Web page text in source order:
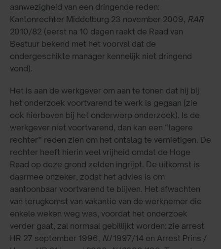
aanwezigheid van een dringende reden:
Kantonrechter Middelburg 23 november 2009, RAR
2010/82 (eerst na 10 dagen raakt de Raad van
Bestuur bekend met het voorval dat de
ondergeschikte manager kennelijk niet dringend
vond).
Het is aan de werkgever om aan te tonen dat hij bij
het onderzoek voortvarend te werk is gegaan (zie
ook hierboven bij het onderwerp onderzoek). Is de
werkgever niet voortvarend, dan kan een “lagere
rechter” reden zien om het ontslag te vernietigen. De
rechter heeft hierin veel vrijheid omdat de Hoge
Raad op deze grond zelden ingrijpt. De uitkomst is
daarmee onzeker, zodat het advies is om
aantoonbaar voortvarend te blijven. Het afwachten
van terugkomst van vakantie van de werknemer die
enkele weken weg was, voordat het onderzoek
verder gaat, zal normaal gebillijkt worden: zie arrest
HR 27 september 1996, NJ1997/14 en Arrest Prins /